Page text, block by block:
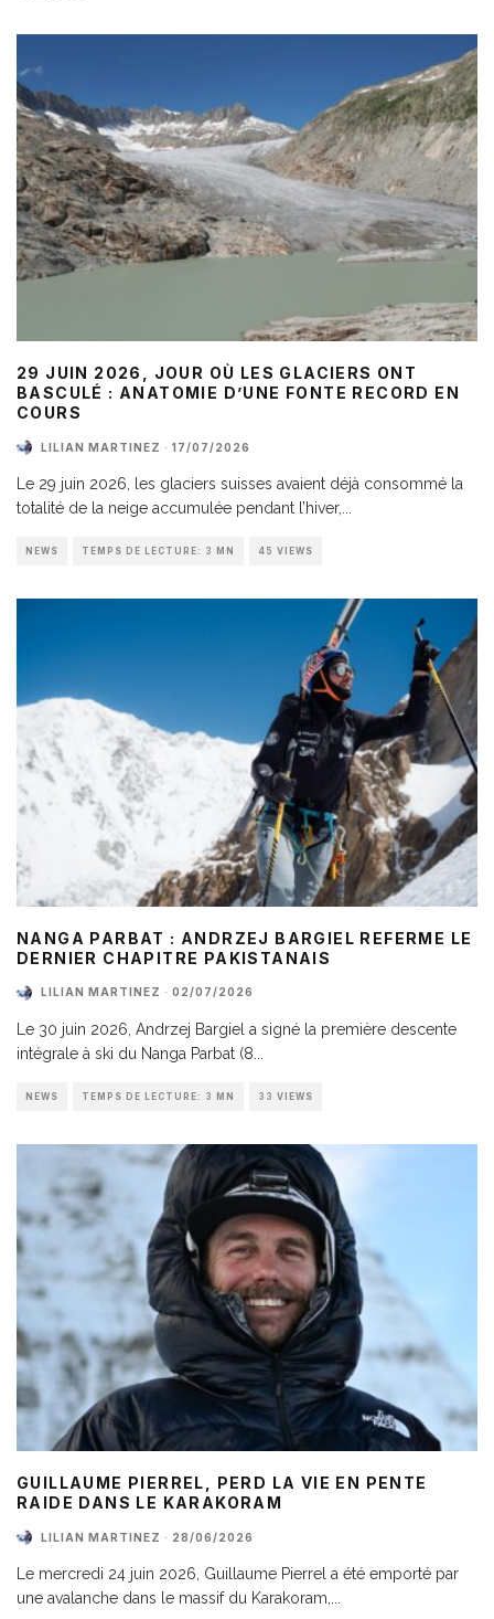
29 JUIN 2026, JOUR OÙ LES GLACIERS ONT
BASCULÉ : ANATOMIE D’UNE FONTE RECORD EN
COURS
LILIAN MARTINEZ · 17/07/2026
Le 29 juin 2026, les glaciers suisses avaient déjà consommé la
totalité de la neige accumulée pendant l’hiver,
NEWS TEMPS DE LECTURE: 3 MN 45 VIEWS
NANGA PARBAT : ANDRZEJ BARGIEL REFERME LE
DERNIER CHAPITRE PAKISTANAIS
LILIAN MARTINEZ · 02/07/2026
Le 30 juin 2026, Andrzej Bargiel a signé la première descente
intégrale à ski du Nanga Parbat (8
NEWS TEMPS DE LECTURE: 3 MN 33 VIEWS
GUILLAUME PIERREL, PERD LA VIE EN PENTE
RAIDE DANS LE KARAKORAM
LILIAN MARTINEZ · 28/06/2026
Le mercredi 24 juin 2026, Guillaume Pierrel a été emporté par
une avalanche dans le massif du Karakoram,...